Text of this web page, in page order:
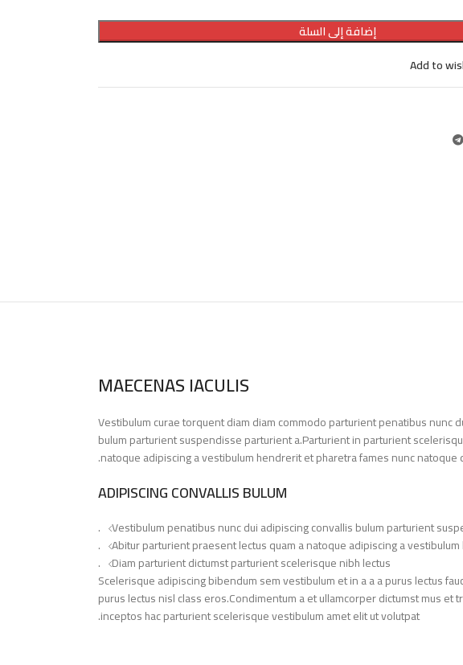
إضافة إلى السلة
Add to
MAECENAS IACULIS
Vestibulum curae torquent diam diam commodo parturient penatibus nunc
bulum parturient suspendisse parturient a.Parturient in parturient
natoque adipiscing a vestibulum hendrerit et pharetra fames nunc natoque
ADIPISCING CONVALLIS BULUM
Vestibulum penatibus nunc dui adipiscing convallis bulum parturient
Abitur parturient praesent lectus quam a natoque adipiscing a vestibulum
Diam parturient dictumst parturient scelerisque nibh lectus.
Scelerisque adipiscing bibendum sem vestibulum et in a a a purus lectus
purus lectus nisl class eros.Condimentum a et ullamcorper dictumst mus et
inceptos hac parturient scelerisque vestibulum amet elit ut volutpat.